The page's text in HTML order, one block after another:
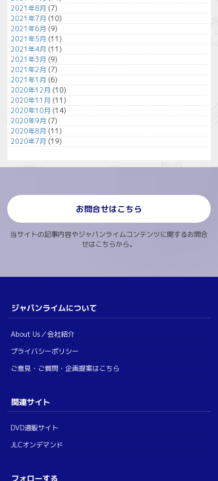
2021年8月 (7)
2021年7月 (10)
2021年6月 (9)
2021年5月 (11)
2021年4月 (11)
2021年3月 (9)
2021年2月 (7)
2021年1月 (6)
2020年12月 (10)
2020年11月 (11)
2020年10月 (14)
2020年9月 (7)
2020年8月 (11)
2020年7月 (19)
お問合せはこちら
当サイトの記事内容やジャパンライムコンテンツに関するお問合
せはこちらから。
ジャパンライムについて
About Us／会社紹介
プライバシーポリシー
ご意見・ご質問・企画提案はこちら
関連サイト
DVD通販サイト
JLCオンデマンド
フォローする